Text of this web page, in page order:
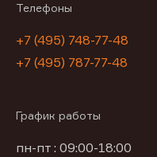
Телефоны
+7 (495) 748-77-48
+7 (495) 787-77-48
График работы
пн-пт : 09:00-18:00